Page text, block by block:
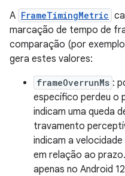
A FrameTimingMetric
marcação de tempo de
comparação (por
gera estes valores:
frameOverrunMs :
específico perdeu o
indicam uma queda
travamento
indicam a
em relação ao
apenas no Android